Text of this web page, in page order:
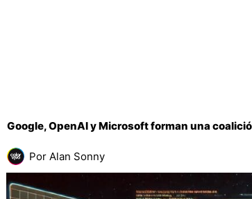
Google, OpenAI y Microsoft forman una
Por Alan Sonny